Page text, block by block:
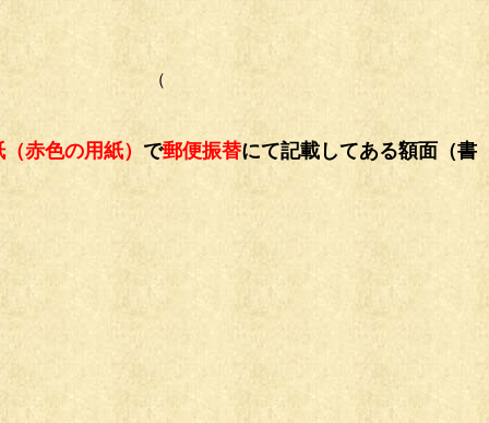
赤色の用紙） で郵便振替にて記載してある額面（書